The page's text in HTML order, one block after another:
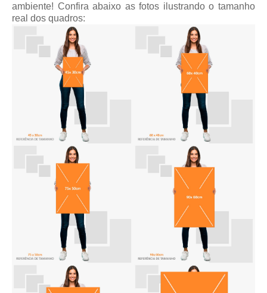
ambiente! Confira abaixo as fotos ilustrando o tamanho
real dos quadros: